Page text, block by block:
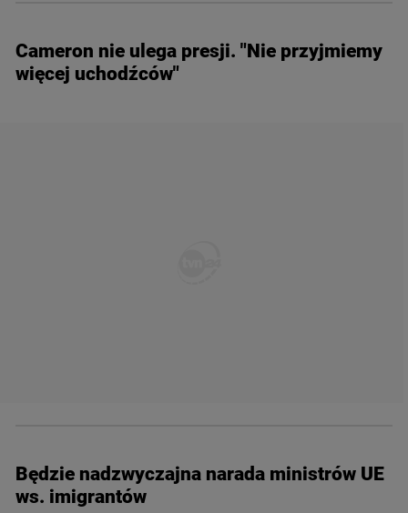
Cameron nie ulega presji. "Nie przyjmiemy
więcej uchodźców"
Będzie nadzwyczajna narada ministrów UE
ws. imigrantów